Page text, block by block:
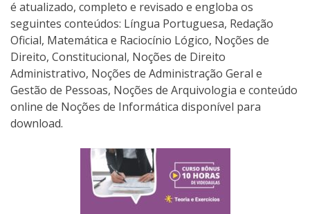
é atualizado, completo e revisado e engloba os
seguintes conteúdos: Língua Portuguesa, Redação
Oficial, Matemática e Raciocínio Lógico, Noções de
Direito, Constitucional, Noções de Direito
Administrativo, Noções de Administração Geral e
Gestão de Pessoas, Noções de Arquivologia e conteúdo
online de Noções de Informática disponível para
download.